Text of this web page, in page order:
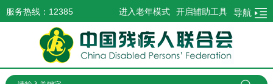
服务热线：12385 导航
开启辅助工具
进入老年模式